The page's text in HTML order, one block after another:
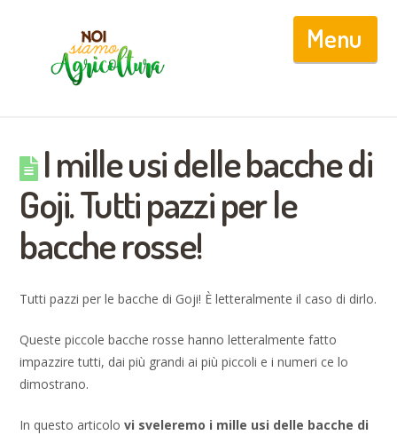
I mille usi delle bacche di
Goji. Tutti pazzi per le
bacche rosse!
Tutti pazzi per le bacche di Goji! È letteralmente il caso di dirlo.
Queste piccole bacche rosse hanno letteralmente fatto
impazzire tutti, dai più grandi ai più piccoli e i numeri ce lo
dimostrano.
In questo articolovi sveleremo i mille usi delle bacche di